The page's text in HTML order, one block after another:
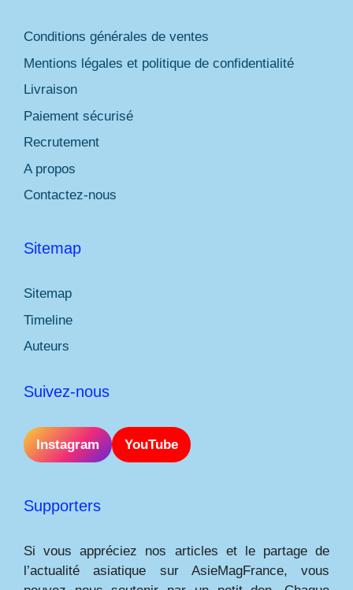
Conditions générales de ventes
Mentions légales et politique de confidentialité
Livraison
Paiement sécurisé
Recrutement
A propos
Contactez-nous
Sitemap
Sitemap
Timeline
Auteurs
Suivez-nous
Instagram YouTube
Supporters
Si vous appréciez nos articles et le partage de
l’actualité asiatique sur AsieMagFrance, vous